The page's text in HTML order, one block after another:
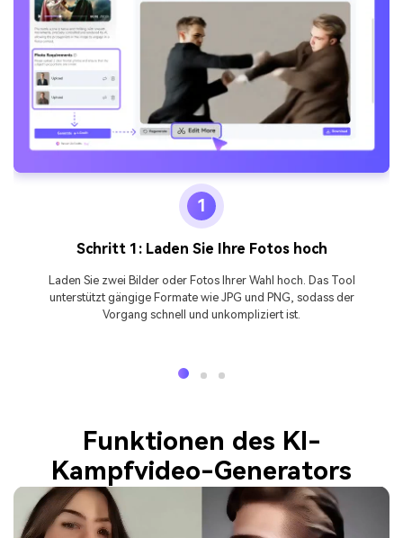
1
Schritt 1: Laden Sie Ihre Fotos hoch
Laden Sie zwei Bilder oder Fotos Ihrer Wahl hoch. Das Tool
unterstützt gängige Formate wie JPG und PNG, sodass der
Vorgang schnell und unkompliziert ist.
Funktionen des KI-
Kampfvideo-Generators